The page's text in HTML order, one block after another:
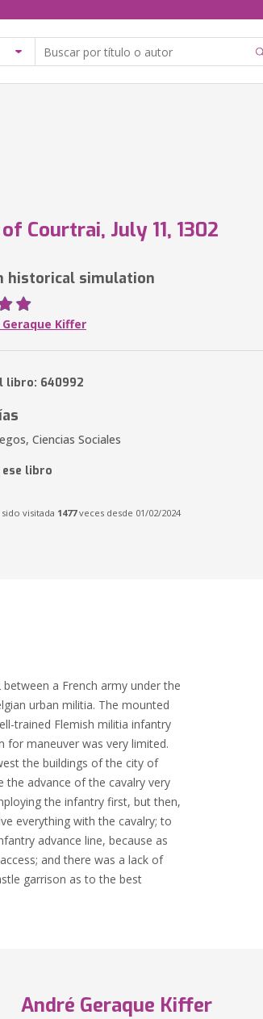
Courtrai, July 11, 1302
historical simulation
Kiffer
libro: 640992
Ciencias Sociales
libro
sido visitada 1477veces desde 01/02/2024
a French army under the
urban militia. The mounted
trained Flemish militia infantry
for maneuver was very limited.
the buildings of the city of
advance of the cavalry very
the infantry first, but then,
everything with the cavalry; to
advance line, because as
and there was a lack of
garrison as to the best
André Geraque Kiffer